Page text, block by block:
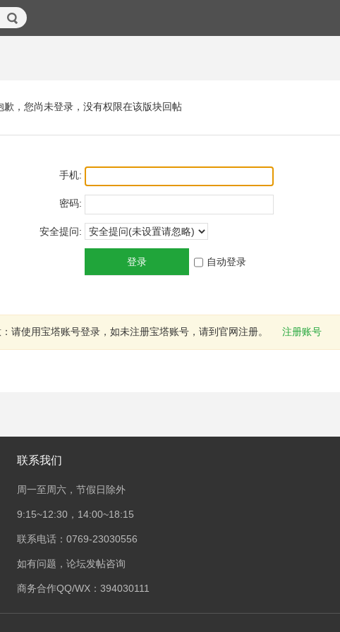
歉，您尚未登录，没有权限在该版块回帖
手机:
密码:
安全提问:
登录 自动登录
请使用宝塔账号登录，如未注册宝塔账号，请到官网注册。 注册账号
联系我们
周一至周六，节假日除外
9:15~12:30，14:00~18:15
联系电话：0769-23030556
如有问题，论坛发帖咨询
商务合作QQ/WX：394030111